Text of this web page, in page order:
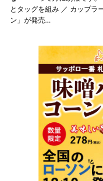
とタッグを組み ／ カップラ
ン」が発売…